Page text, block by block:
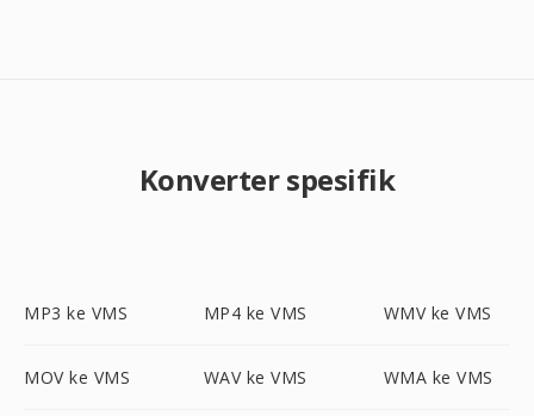
Konverter spesifik
MP3 ke VMS MP4 ke VMS WMV ke VMS
MOV ke VMS WAV ke VMS WMA ke VMS